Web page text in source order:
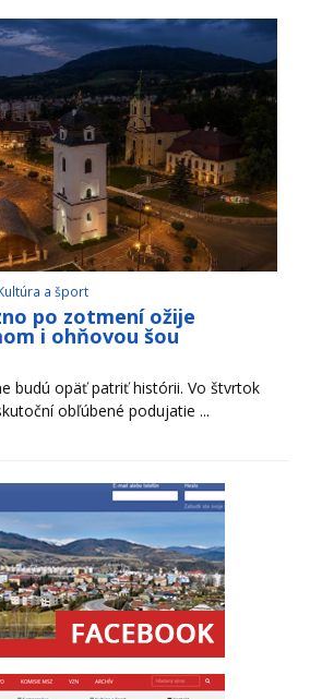
a šport
po zotmení ožije
i ohňovou šou
budú opäť patriť histórii. Vo štvrtok
obľúbené podujatie ...